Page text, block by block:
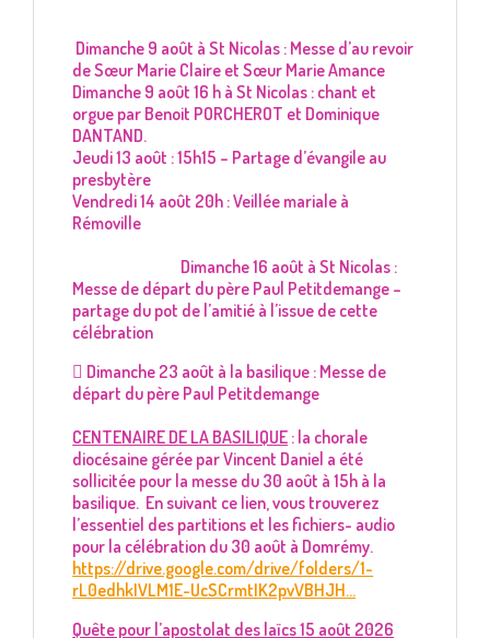
Dimanche 9 août à St Nicolas : Messe d’au revoir
de Sœur Marie Claire et Sœur Marie Amance
Dimanche 9 août 16 h à St Nicolas : chant et
orgue par Benoit PORCHEROT et Dominique
DANTAND.
Jeudi 13 août : 15h15 – Partage d’évangile au
presbytère
Vendredi 14 août 20h : Veillée mariale à
Rémoville
Dimanche 16 août à St Nicolas :
Messe de départ du père Paul Petitdemange –
partage du pot de l’amitié à l’issue de cette
célébration
 Dimanche 23 août à la basilique : Messe de
départ du père Paul Petitdemange
CENTENAIRE DE LA BASILIQUE : la chorale
diocésaine gérée par Vincent Daniel a été
sollicitée pour la messe du 30 août à 15h à la
basilique. En suivant ce lien, vous trouverez
l’essentiel des partitions et les fichiers- audio
pour la célébration du 30 août à Domrémy.
https://drive.google.com/drive/folders/1-
rL0edhkIVLM1E-UcSCrmtIK2pvVBHJH...
Quête pour l’apostolat des laïcs 15 août 2026